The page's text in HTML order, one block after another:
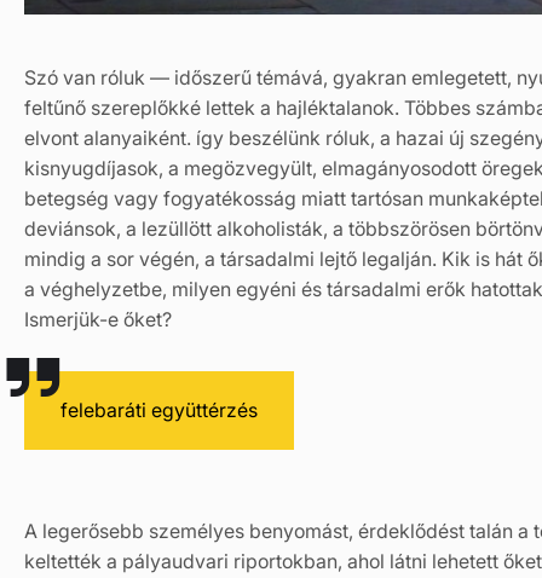
Szó van róluk — időszerű témává, gyakran emlegetett,
feltűnő szereplőkké lettek a hajléktalanok. Többes
elvont alanyaiként. így beszélünk róluk, a hazai új
kisnyugdíjasok, a megözvegyült, elmagányosodott
betegség vagy fogyatékosság miatt tartósan
deviánsok, a lezüllött alkoholisták, a többszörösen
mindig a sor végén, a társadalmi lejtő legalján. Kik is hát
a véghelyzetbe, milyen egyéni és társadalmi erők
Ismerjük-e őket?
felebaráti együttérzés
A legerősebb személyes benyomást, érdeklődést talán
keltették a pályaudvari riportokban, ahol látni lehetett